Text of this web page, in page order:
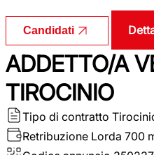
Candidati
ADDETTO/A
TIROCINIO
Tipo di contratto
Retribuzione Lorda 700